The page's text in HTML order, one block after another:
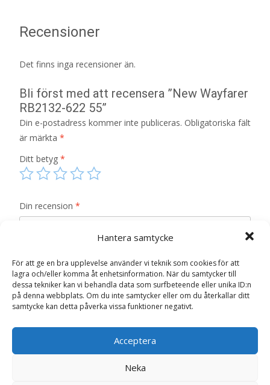
Hantera samtycke
För att ge en bra upplevelse använder vi teknik som cookies för att
lagra och/eller komma åt enhetsinformation. När du samtycker till
dessa tekniker kan vi behandla data som surfbeteende eller unika ID:n
på denna webbplats. Om du inte samtycker eller om du återkallar ditt
samtycke kan detta påverka vissa funktioner negativt.
Acceptera
Neka
Recensioner
Det finns inga recensioner än.
Bli först med att recensera ”New Wayfarer
RB2132-622 55”
Din e-postadress kommer inte publiceras. Obligatoriska fält
är märkta *
Ditt betyg *
Din recension *
Namn*
E-post*
Spara mitt namn, min e-postadress och webbplats i
denna webbläsare till nästa gång jag skriver en